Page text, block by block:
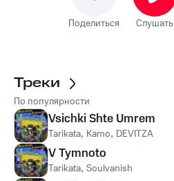
Поделиться Слушать
Треки
По популярности
Vsichki Shte Umrem
Tarikata, Kamo, DEVITZA
V Tymnoto
Tarikata, Soulvanish